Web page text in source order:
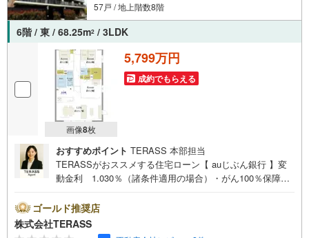
57戸 / 地上階数8階
6階 / 東 / 68.25m2 / 3LDK
画像8枚
5,799万円
成約でもらえる
おすすめポイント TERASS 本部担当
TERASSがおススメする住宅ローン【 auじぶん銀行 】変
動金利 1.030％（諸条件適用の場合）・がん100％保障団
能！・諸費用も、物件価格の10％までは融資可能！※2026
年8月現在■特快停車駅のJR中央本線「豊田」駅まで徒歩12
分■コンビニまで徒歩1分、イオンモール多摩平の森まで徒
ゴールド推奨店
株式会社TERASS